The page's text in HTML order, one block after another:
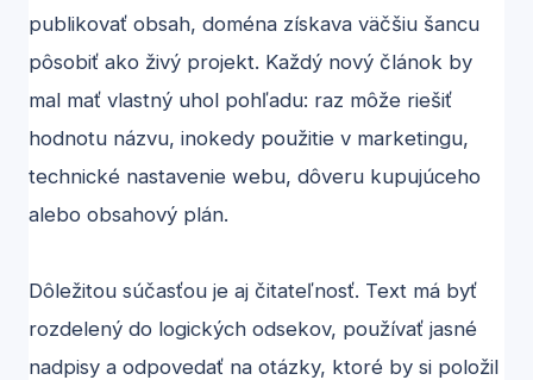
publikovať obsah, doména získava väčšiu šancu
pôsobiť ako živý projekt. Každý nový článok by
mal mať vlastný uhol pohľadu: raz môže riešiť
hodnotu názvu, inokedy použitie v marketingu,
technické nastavenie webu, dôveru kupujúceho
alebo obsahový plán.
Dôležitou súčasťou je aj čitateľnosť. Text má byť
rozdelený do logických odsekov, používať jasné
nadpisy a odpovedať na otázky, ktoré by si položil